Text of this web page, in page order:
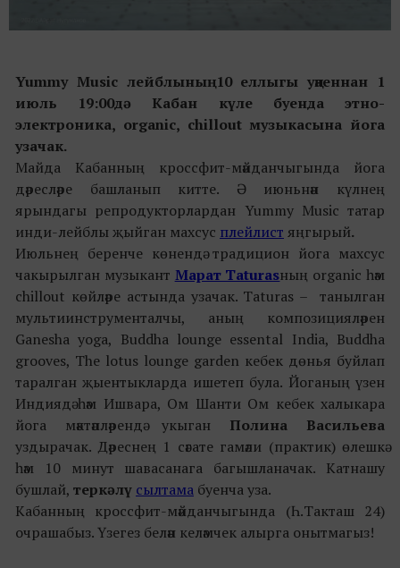
Yummy Music лейблының 10 еллыгы уңаеннан 1
июль 19:00дә Кабан күле буенда этно-
электроника, organic, chillout музыкасына йога
узачак.
Майда Кабанның кроссфит-мәйданчыгында йога
дәресләре башланып китте. Ә июньнән күлнең
ярындагы репродукторлардан Yummy Music татар
инди-лейблы җыйган махсус плейлист яңгырый.
Июльнең беренче көнендә традицион йога махсус
чакырылган музыкант Марат Taturasның organic һәм
chillout көйләре астында узачак. Taturas – танылган
мультиинструменталчы, аның композицияләрен
Ganesha yoga, Buddha lounge essental India, Buddha
grooves, The lotus lounge garden кебек дөнья буйлап
таралган җыентыкларда ишетеп була. Йоганың үзен
Индиядә һәм Ишвара, Ом Шанти Ом кебек халыкара
йога мәктәпләрендә укыган Полина Васильева
уздырачак. Дәреснең 1 сәгате гамәли (практик) өлешкә
һәм 10 минут шавасанага багышланачак. Катнашу
бушлай, теркәлү сылтама буенча уза.
Кабанның кроссфит-мәйданчыгында (Һ.Такташ 24)
очрашабыз. Үзегез белән келәмчек алырга онытмагыз!